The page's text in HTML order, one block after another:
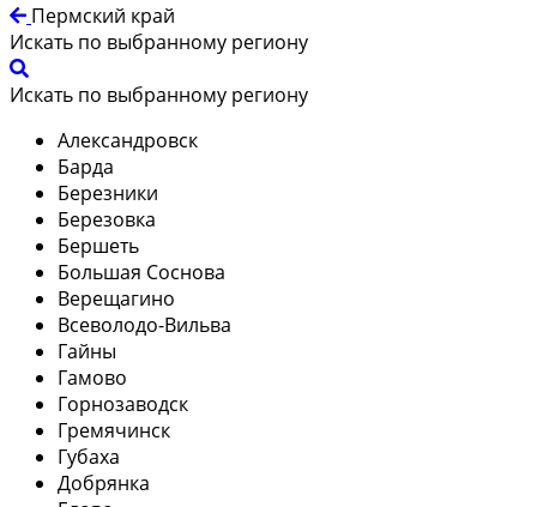
Пермский край
Искать по выбранному региону
Искать по выбранному региону
Александровск
Барда
Березники
Березовка
Бершеть
Большая Соснова
Верещагино
Всеволодо-Вильва
Гайны
Гамово
Горнозаводск
Гремячинск
Губаха
Добрянка